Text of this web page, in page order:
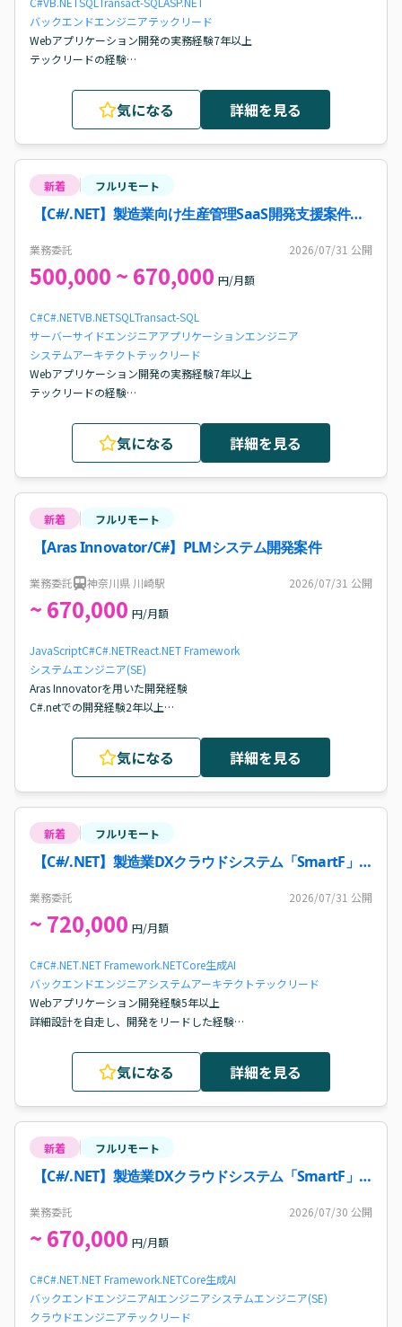
バックエンドエンジニアテックリード
Webアプリケーション開発の実務経験7年以上
テックリードの経験
気になる 詳細を見る
新着 フルリモート
【C#/.NET】製造業向け生産管理SaaS開発支援案件・
業務委託 2026/07/31 公開
500,000 ~ 670,000 円/月額
C#C#.NETVB.NETSQL Transact-SQL
サーバーサイドエンジニアアプリケーションエンジニア
システムアーキテクトテックリード
Webアプリケーション開発の実務経験7年以上
テックリードの経験
気になる 詳細を見る
新着 フルリモート
【Aras Innovator/C#】PLMシステム開発案件
業務委託 神奈川県 川崎駅 2026/07/31 公開
~ 670,000 円/月額
JavaScriptC#C#.NETReact.NET Framework
システムエンジニア(SE)
Aras Innovatorを用いた開発経験
C#.netでの開発経験2年以上
基本設計～のご経験
気になる 詳細を見る
新着 フルリモート
【C#/.NET】製造業DXクラウドシステム「SmartF」
業務委託 2026/07/31 公開
~ 720,000 円/月額
C#C#.NET.NET Framework.NETCore生成AI
バックエンドエンジニアシステムアーキテクトテックリード
Webアプリケーション開発経験5年以上
詳細設計を自走し、開発をリードした経験
気になる 詳細を見る
新着 フルリモート
【C#/.NET】製造業DXクラウドシステム「SmartF」
業務委託 2026/07/30 公開
~ 670,000 円/月額
C#C#.NET.NET Framework.NETCore生成AI
バックエンドエンジニアAIエンジニアシステムエンジニア(SE)
クラウドエンジニアテックリード